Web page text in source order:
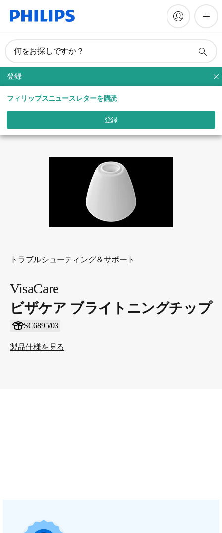
何をお探しですか？
登録
フィリップスニュースレターを購読
登録
ハリ・くすみケア
トラブルシューティング＆サポート
VisaCare
ビザケア ブライトニングチップ
SC6895/03
製品仕様を見る
マニュアルとドキュメント